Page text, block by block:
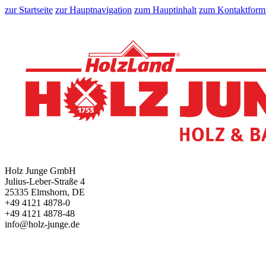
zur Startseite zur Hauptnavigation zum Hauptinhalt zum
Holz Junge GmbH
Julius-Leber-Straße 4
25335 Elmshorn, DE
+49 4121 4878-0
+49 4121 4878-48
info@holz-junge.de